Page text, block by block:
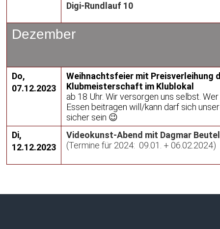
Digi-Rundlauf 10
Dezember
Do,
07.12.2023
Weihnachtsfeier mit Preisverleihung
Klubmeisterschaft im Klublokal
ab 18 Uhr. Wir versorgen uns selbst.
Essen beitragen will/kann darf sich
sicher sein 😉
Di,
12.12.2023
Videokunst-Abend mit Dagmar
(Termine für 2024: 09.01. + 06.02.2024)